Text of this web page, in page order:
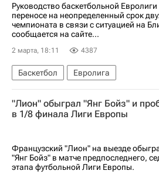
Руководство баскетбольной
переносе на неопределенный срок
чемпионата в связи с ситуацией на
сообщается на сайте...
2 марта, 18:11 4387
Баскетбол Евролига
"Лион" обыграл "Янг Бойз" и
в 1/8 финала Лиги Европы
Французский "Лион" на выезде
"Янг Бойз" в матче предпоследнего,
этапа футбольной Лиги Европы.